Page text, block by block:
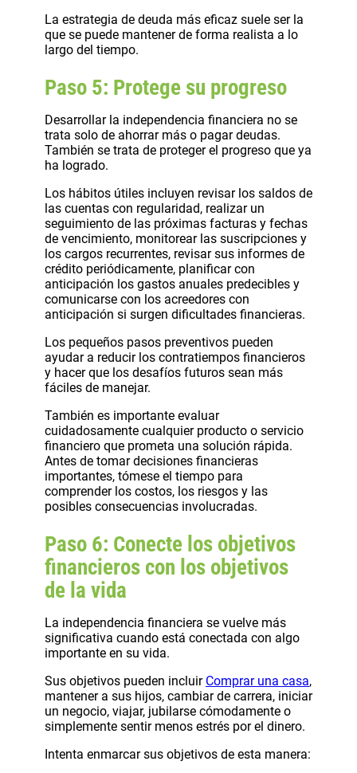
La estrategia de deuda más eficaz suele ser la
que se puede mantener de forma realista a lo
largo del tiempo.
Paso 5: Protege su progreso
Desarrollar la independencia financiera no se
trata solo de ahorrar más o pagar deudas.
También se trata de proteger el progreso que ya
ha logrado.
Los hábitos útiles incluyen revisar los saldos de
las cuentas con regularidad, realizar un
seguimiento de las próximas facturas y fechas
de vencimiento, monitorear las suscripciones y
los cargos recurrentes, revisar sus informes de
crédito periódicamente, planificar con
anticipación los gastos anuales predecibles y
comunicarse con los acreedores con
anticipación si surgen dificultades financieras.
Los pequeños pasos preventivos pueden
ayudar a reducir los contratiempos financieros
y hacer que los desafíos futuros sean más
fáciles de manejar.
También es importante evaluar
cuidadosamente cualquier producto o servicio
financiero que prometa una solución rápida.
Antes de tomar decisiones financieras
importantes, tómese el tiempo para
comprender los costos, los riesgos y las
posibles consecuencias involucradas.
Paso 6: Conecte los objetivos
financieros con los objetivos
de la vida
La independencia financiera se vuelve más
significativa cuando está conectada con algo
importante en su vida.
Sus objetivos pueden incluir Comprar una casa,
mantener a sus hijos, cambiar de carrera, iniciar
un negocio, viajar, jubilarse cómodamente o
simplemente sentir menos estrés por el dinero.
Intenta enmarcar sus objetivos de esta manera: